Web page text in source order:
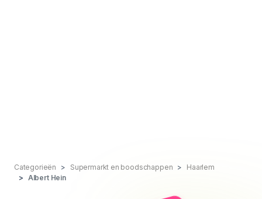
Categorieën Supermarkt en boodschappen
Haarlem
Albert Hein